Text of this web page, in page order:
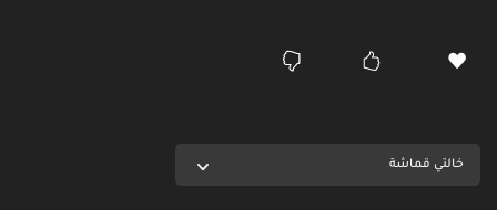
خالتي قماشة